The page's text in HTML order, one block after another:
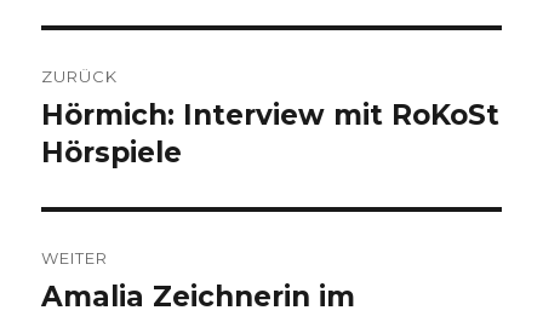
ZURÜCK
Vorheriger
Beitrag:
Hörmich: Interview mit RoKoSt
Hörspiele
WEITER
Nächster
Amalia Zeichnerin im